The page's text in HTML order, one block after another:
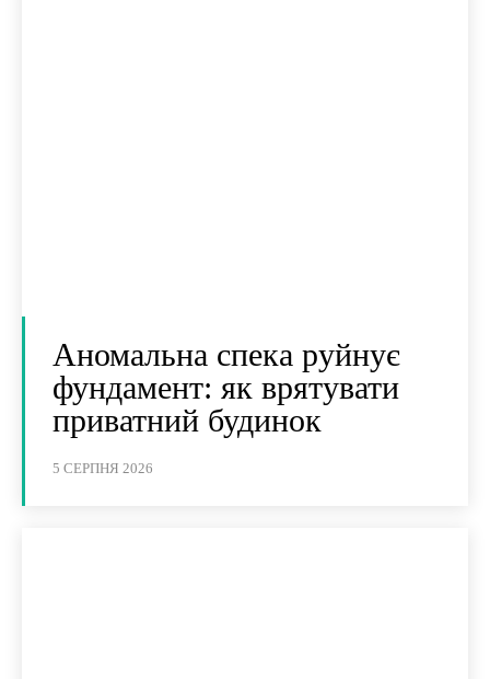
Аномальна спека руйнує
фундамент: як врятувати
приватний будинок
5 СЕРПНЯ 2026